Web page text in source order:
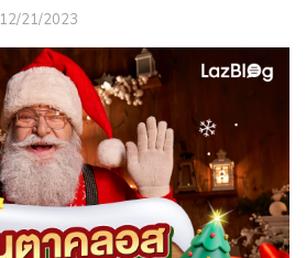
12/21/2023